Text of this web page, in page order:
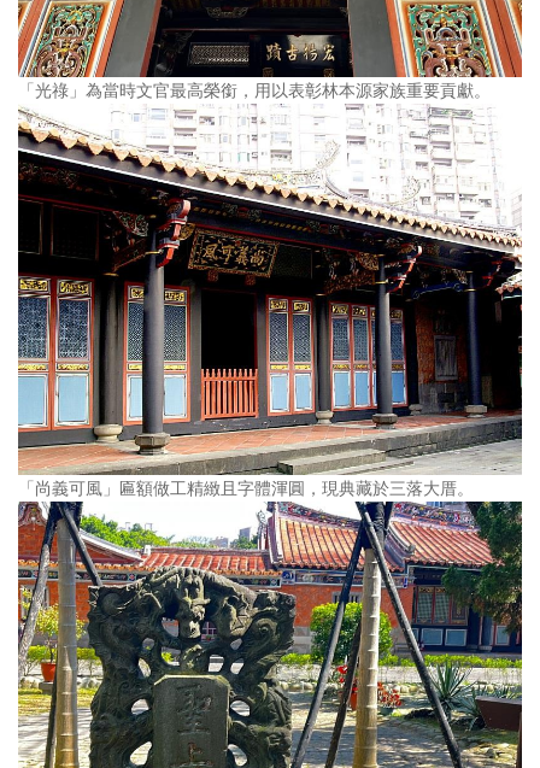
「光祿」為當時文官最高榮銜，用以表彰林本源家族重要貢獻。
「尚義可風」匾額做工精緻且字體渾圓，現典藏於三落大厝。